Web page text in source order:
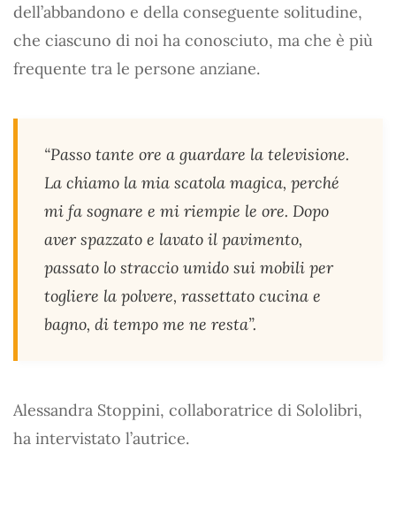
dell’abbandono e della conseguente solitudine,
che ciascuno di noi ha conosciuto, ma che è più
frequente tra le persone anziane.
“Passo tante ore a guardare la televisione.
La chiamo la mia scatola magica, perché
mi fa sognare e mi riempie le ore. Dopo
aver spazzato e lavato il pavimento,
passato lo straccio umido sui mobili per
togliere la polvere, rassettato cucina e
bagno, di tempo me ne resta”.
Alessandra Stoppini, collaboratrice di Sololibri,
ha intervistato l’autrice.